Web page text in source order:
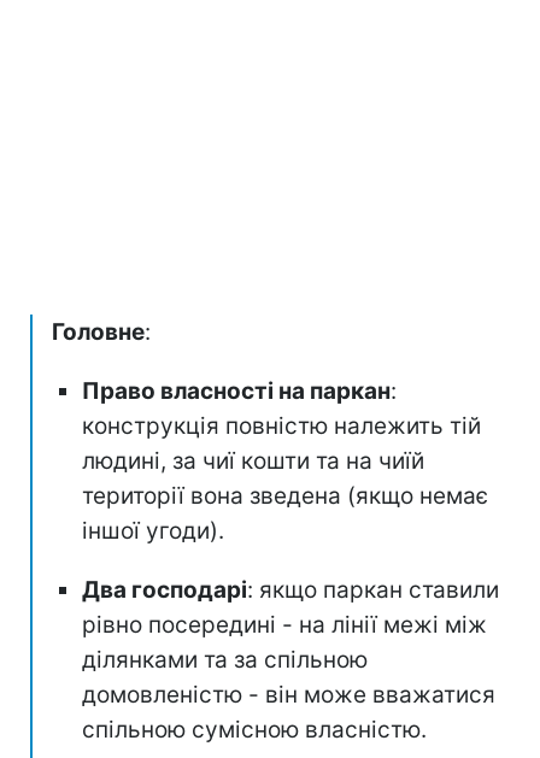
Головне:
Право власності на паркан:
конструкція повністю належить тій
людині, за чиї кошти та на чиїй
території вона зведена (якщо немає
іншої угоди).
Два господарі: якщо паркан ставили
рівно посередині - на лінії межі між
ділянками та за спільною
домовленістю - він може вважатися
спільною сумісною власністю.